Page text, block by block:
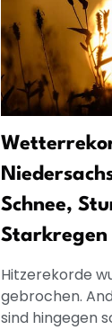
Schnee,
Starkregen
Hitzerekorde
gebrochen.
sind hingegen